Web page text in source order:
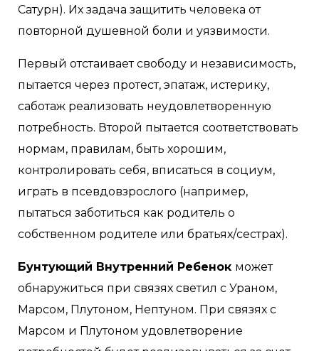
Сатурн). Их задача защитить человека от
повторной душевной боли и уязвимости.
Первый отстаивает свободу и независимость,
пытается через протест, эпатаж, истерику,
саботаж реализовать неудовлетворенную
потребность. Второй пытается соответствовать
нормам, правилам, быть хорошим,
контролировать себя, вписаться в социум,
играть в псевдовзрослого (например,
пытаться заботиться как родитель о
собственном родителе или братьях/сестрах).
Бунтующий Внутренний Ребенок может
обнаружиться при связях светил с Ураном,
Марсом, Плутоном, Нептуном. При связях с
Марсом и Плутоном удовлетворение